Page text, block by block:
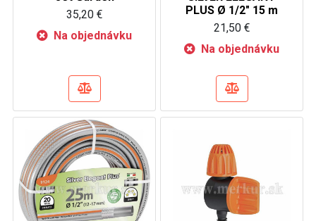
35,20 €
Na objednávku
PLUS Ø 1/2" 15 m
21,50 €
Na objednávku